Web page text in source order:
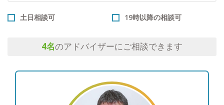
土日相談可 19時以降の相談可
4名のアドバイザーにご相談できます